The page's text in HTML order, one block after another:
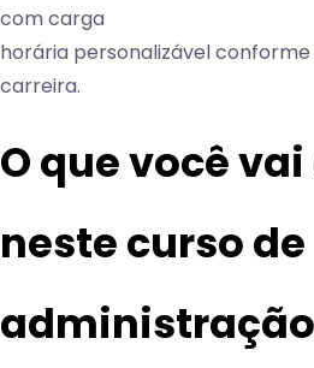
com carga
horária personalizável conforme
carreira.
O que você
neste curso de